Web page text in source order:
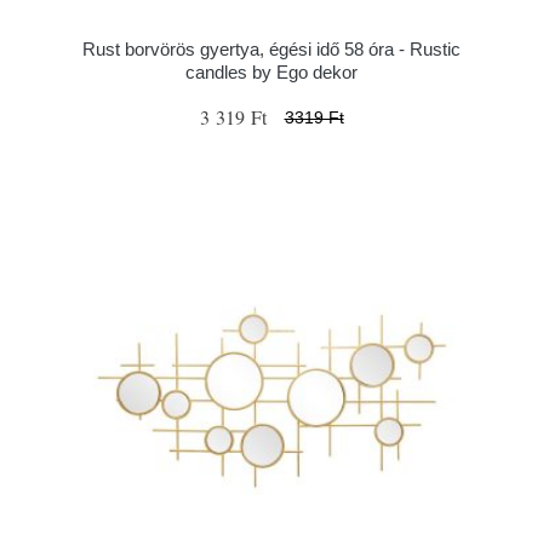
Rust borvörös gyertya, égési idő 58 óra - Rustic
candles by Ego dekor
3 319 Ft 3319 Ft